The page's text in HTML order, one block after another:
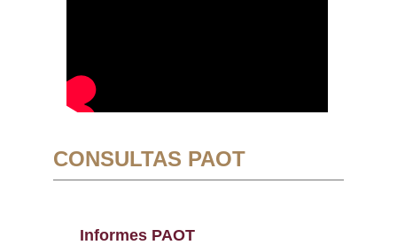
CONSULTAS PAOT
Informes PAOT